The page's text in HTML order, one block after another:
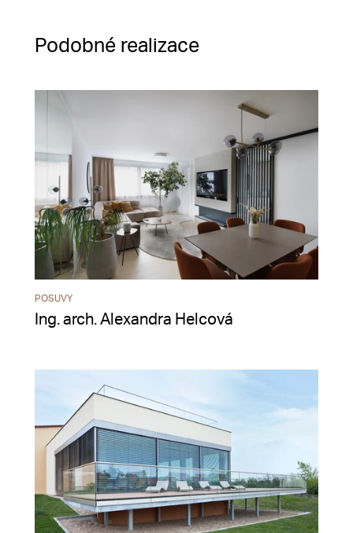
Podobné realizace
POSUVY
Ing. arch. Alexandra Helcová